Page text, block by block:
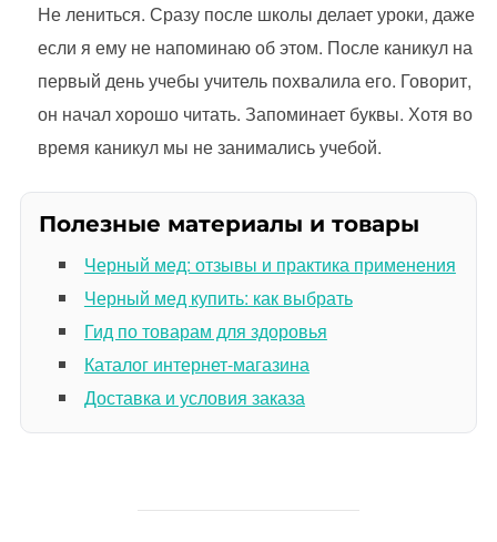
Не лениться. Сразу после школы делает уроки, даже
если я ему не напоминаю об этом. После каникул на
первый день учебы учитель похвалила его. Говорит,
он начал хорошо читать. Запоминает буквы. Хотя во
время каникул мы не занимались учебой.
Полезные материалы и товары
Черный мед: отзывы и практика применения
Черный мед купить: как выбрать
Гид по товарам для здоровья
Каталог интернет-магазина
Доставка и условия заказа